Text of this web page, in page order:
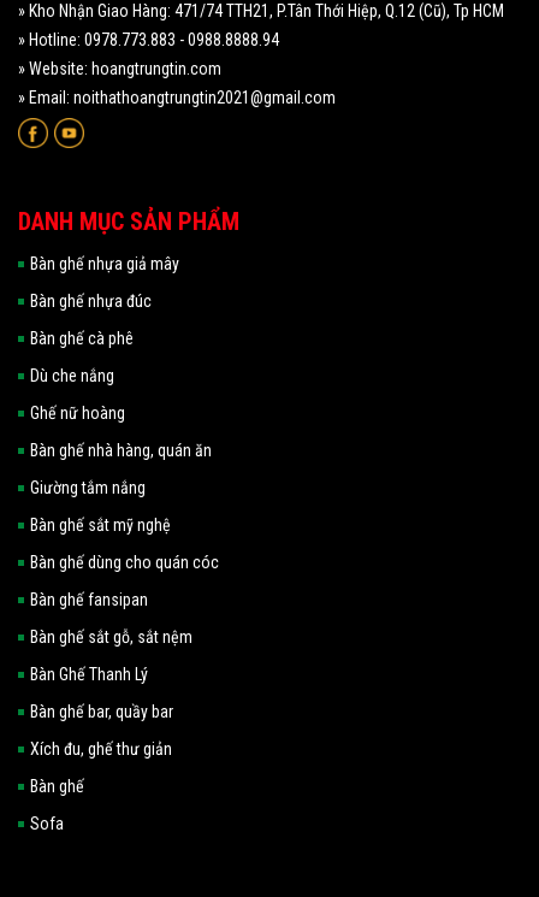
» Kho Nhận Giao Hàng: 471/74 TTH21, P.Tân Thới Hiệp, Q.12 (Cũ), Tp HCM
» Hotline: 0978.773.883 - 0988.8888.94
» Website: hoangtrungtin.com
» Email: noithathoangtrungtin2021@gmail.com
DANH MỤC SẢN PHẨM
Bàn ghế nhựa giả mây
Bàn ghế nhựa đúc
Bàn ghế cà phê
Dù che nắng
Ghế nữ hoàng
Bàn ghế nhà hàng, quán ăn
Giường tắm nắng
Bàn ghế sắt mỹ nghệ
Bàn ghế dùng cho quán cóc
Bàn ghế fansipan
Bàn ghế sắt gỗ, sắt nệm
Bàn Ghế Thanh Lý
Bàn ghế bar, quầy bar
Xích đu, ghế thư giản
Bàn ghế
Sofa